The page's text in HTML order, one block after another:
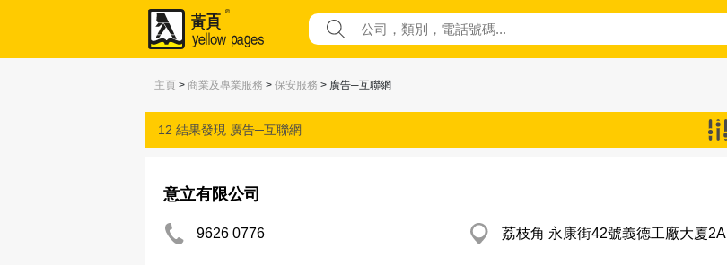
主頁 > 商業及專業服務 > 保安服務 > 廣告─互聯網
12 結果發現 廣告─互聯網
意立有限公司
9626 0776 荔枝角 永康街42號義德工廠大廈2A